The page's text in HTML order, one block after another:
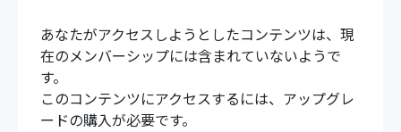
あなたがアクセスしようとしたコンテンツは、現
在のメンバーシップには含まれていないようで
す。
このコンテンツにアクセスするには、アップグレ
ードの購入が必要です。